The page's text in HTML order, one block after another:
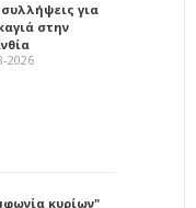
για
στην
2026
κυρίων"